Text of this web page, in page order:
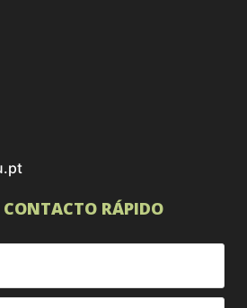
RÁPIDO